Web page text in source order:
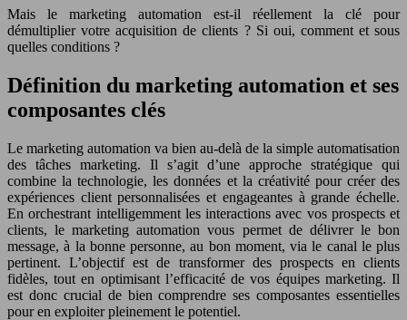
Mais le marketing automation est-il réellement la clé pour
démultiplier votre acquisition de clients ? Si oui, comment et sous
quelles conditions ?
Définition du marketing automation et ses
composantes clés
Le marketing automation va bien au-delà de la simple automatisation
des tâches marketing. Il s’agit d’une approche stratégique qui
combine la technologie, les données et la créativité pour créer des
expériences client personnalisées et engageantes à grande échelle.
En orchestrant intelligemment les interactions avec vos prospects et
clients, le marketing automation vous permet de délivrer le bon
message, à la bonne personne, au bon moment, via le canal le plus
pertinent. L’objectif est de transformer des prospects en clients
fidèles, tout en optimisant l’efficacité de vos équipes marketing. Il
est donc crucial de bien comprendre ses composantes essentielles
pour en exploiter pleinement le potentiel.